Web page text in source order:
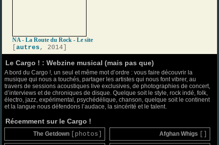
NA - La Route du Rock - Le site
[autres , 2014]
Le Cargo ! : Webzine musical (mais pas que)
A bord du Cargo !, un seul et même mot d’ordre : vous faire découvrir la
musique qui nous a touchés, partager les artistes qui nous font vibrer, au
travers de sessions acoustiques live exclusives, de photographies de concert,
d’interviews et de chroniques de disque. Quelque soit le style, rock indé, folk,
électro, jazz, expérimental, psychédélique, chanson, quelque soit le continent
et la langue nous défendons l’audace, la sincérité et le talent.
Récemment sur le Cargo !
The Getdown [photos] Afghan Whigs